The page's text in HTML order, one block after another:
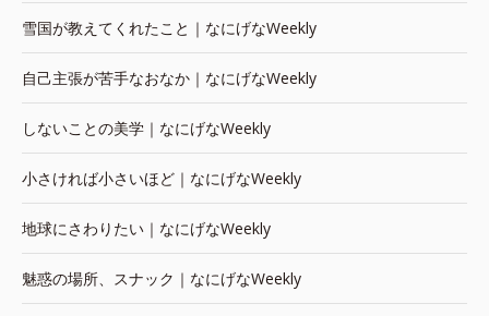
雪国が教えてくれたこと｜なにげなWeekly
自己主張が苦手なおなか｜なにげなWeekly
しないことの美学｜なにげなWeekly
小さければ小さいほど｜なにげなWeekly
地球にさわりたい｜なにげなWeekly
魅惑の場所、スナック｜なにげなWeekly